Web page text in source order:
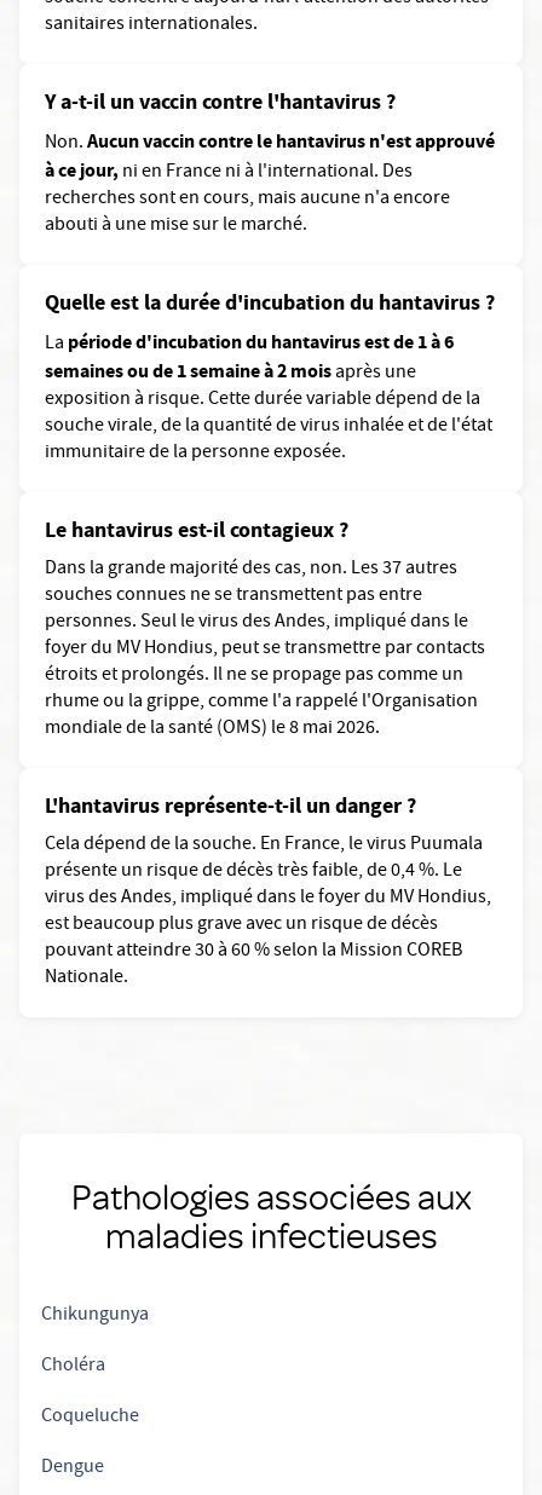
sanitaires internationales.
Y a-t-il un vaccin contre l'hantavirus ?
Non.Aucun vaccin contre le hantavirus n'est approuvé
à ce jour, ni en France ni à l'international. Des
recherches sont en cours, mais aucune n'a encore
abouti à une mise sur le marché.
Quelle est la durée d'incubation du hantavirus ?
La période d'incubation du hantavirus est de 1 à 6
semaines ou de 1 semaine à 2 moisaprès une
exposition à risque. Cette durée variable dépend de la
souche virale, de la quantité de virus inhalée et de l'état
immunitaire de la personne exposée.
Le hantavirus est-il contagieux ?
Dans la grande majorité des cas, non. Les 37 autres
souches connues ne se transmettent pas entre
personnes. Seul le virus des Andes, impliqué dans le
foyer du MV Hondius, peut se transmettre par contacts
étroits et prolongés. Il ne se propage pas comme un
rhume ou la grippe, comme l'a rappelé l'Organisation
mondiale de la santé (OMS) le 8 mai 2026.
L'hantavirus représente-t-il un danger ?
Cela dépend de la souche. En France, le virus Puumala
présente un risque de décès très faible, de 0,4 %. Le
virus des Andes, impliqué dans le foyer du MV Hondius,
est beaucoup plus grave avec un risque de décès
pouvant atteindre 30 à 60 % selon la Mission COREB
Nationale.
Pathologies associées aux
maladies infectieuses
Chikungunya
Choléra
Coqueluche
Dengue